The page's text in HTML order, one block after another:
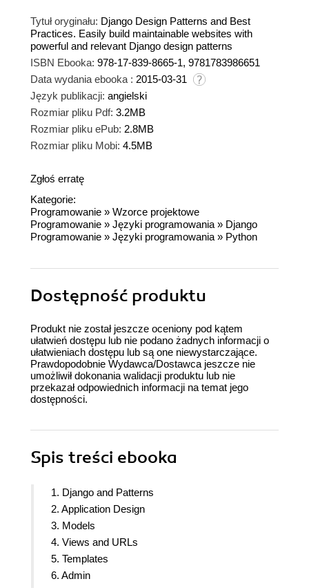
Tytuł oryginału: Django Design Patterns and Best
Practices. Easily build maintainable websites with
powerful and relevant Django design patterns
ISBN Ebooka: 978-17-839-8665-1, 9781783986651
Data wydania ebooka : 2015-03-31
Język publikacji: angielski
Rozmiar pliku Pdf: 3.2MB
Rozmiar pliku ePub: 2.8MB
Rozmiar pliku Mobi: 4.5MB
Zgłoś erratę
Kategorie:
Programowanie » Wzorce projektowe
Programowanie » Języki programowania » Django
Programowanie » Języki programowania » Python
Dostępność produktu
Produkt nie został jeszcze oceniony pod kątem
ułatwień dostępu lub nie podano żadnych informacji o
ułatwieniach dostępu lub są one niewystarczające.
Prawdopodobnie Wydawca/Dostawca jeszcze nie
umożliwił dokonania walidacji produktu lub nie
przekazał odpowiednich informacji na temat jego
dostępności.
Spis treści ebooka
1. Django and Patterns
2. Application Design
3. Models
4. Views and URLs
5. Templates
6. Admin